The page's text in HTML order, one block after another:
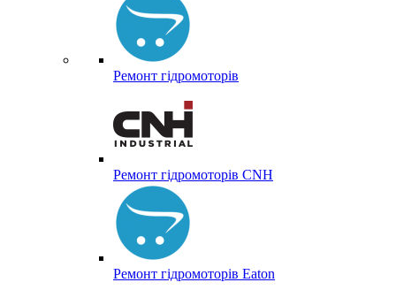
Ремонт гідромоторів
Ремонт гідромоторів CNH
Ремонт гідромоторів Eaton